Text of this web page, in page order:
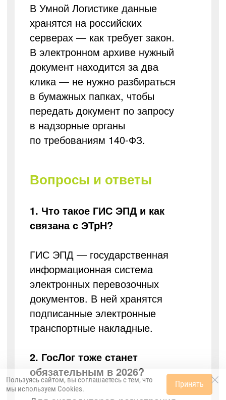
В Умной Логистике данные
хранятся на российских
серверах — как требует закон.
В электронном архиве нужный
документ находится за два
клика — не нужно разбираться
в бумажных папках, чтобы
передать документ по запросу
в надзорные органы
по требованиям 140-ФЗ.
Вопросы и ответы
1. Что такое ГИС ЭПД и как
связана с ЭТрН?
ГИС ЭПД — государственная
информационная система
электронных перевозочных
документов. В ней хранятся
подписанные электронные
транспортные накладные.
2. ГосЛог тоже станет
обязательным в 2026?
Пользуясь сайтом, вы соглашаетесь с тем, что
мы используем Cookies. Принять